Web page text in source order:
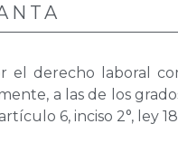
el derecho laboral
a las de los
6, inciso 2°, ley